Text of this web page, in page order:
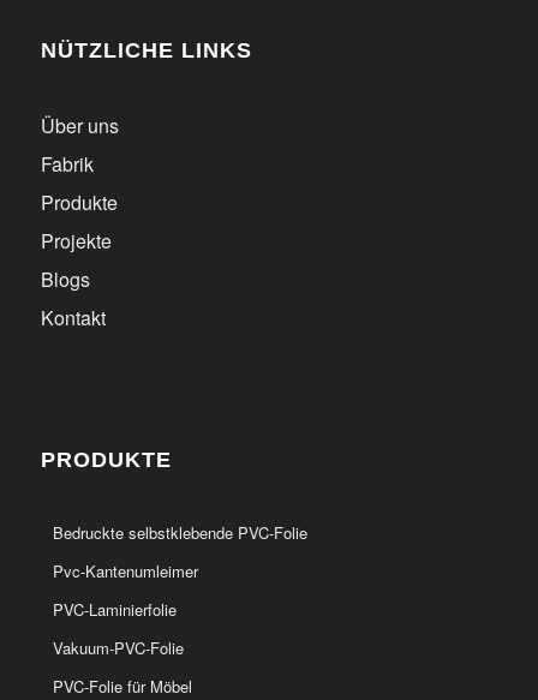
NÜTZLICHE LINKS
Über uns
Fabrik
Produkte
Projekte
Blogs
Kontakt
PRODUKTE
Bedruckte selbstklebende PVC-Folie
Pvc-Kantenumleimer
PVC-Laminierfolie
Vakuum-PVC-Folie
PVC-Folie für Möbel